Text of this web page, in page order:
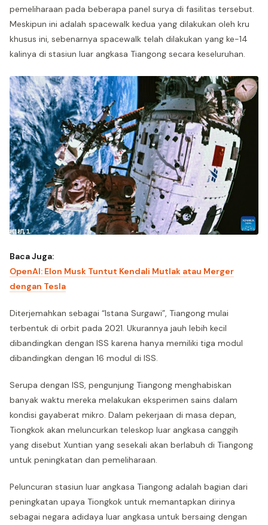
pemeliharaan pada beberapa panel surya di fasilitas tersebut.
Meskipun ini adalah spacewalk kedua yang dilakukan oleh kru
khusus ini, sebenarnya spacewalk telah dilakukan yang ke-14
kalinya di stasiun luar angkasa Tiangong secara keseluruhan.
Baca Juga:
OpenAI: Elon Musk Tuntut Kendali Mutlak atau Merger
dengan Tesla
Diterjemahkan sebagai “Istana Surgawi”, Tiangong mulai
terbentuk di orbit pada 2021. Ukurannya jauh lebih kecil
dibandingkan dengan ISS karena hanya memiliki tiga modul
dibandingkan dengan 16 modul di ISS.
Serupa dengan ISS, pengunjung Tiangong menghabiskan
banyak waktu mereka melakukan eksperimen sains dalam
kondisi gayaberat mikro. Dalam pekerjaan di masa depan,
Tiongkok akan meluncurkan teleskop luar angkasa canggih
yang disebut Xuntian yang sesekali akan berlabuh di Tiangong
untuk peningkatan dan pemeliharaan.
Peluncuran stasiun luar angkasa Tiangong adalah bagian dari
peningkatan upaya Tiongkok untuk memantapkan dirinya
sebagai negara adidaya luar angkasa untuk bersaing dengan